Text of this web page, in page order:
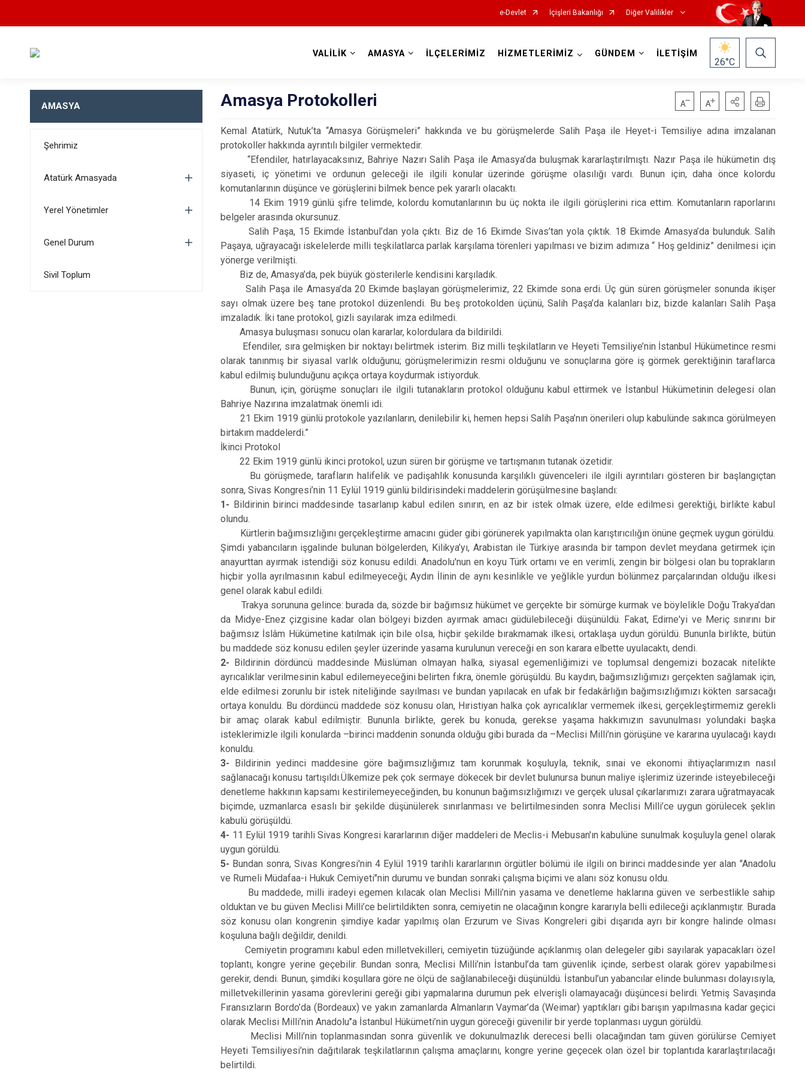
e-Devlet İçişleri Bakanlığı Diğer Valilikler
VALİLİK AMASYA İLÇELERİMİZ HİZMETLERİMİZ GÜNDEM İLETİŞİM
26°C
AMASYA
Şehrimiz
Atatürk Amasyada
Yerel Yönetimler
Genel Durum
Sivil Toplum
Amasya Protokolleri
Kemal Atatürk, Nutuk’ta “Amasya Görüşmeleri” hakkında ve bu görüşmelerde Salih Paşa ile Heyet-i Temsiliye adına imzalanan
protokoller hakkında ayrıntılı bilgiler vermektedir.
“Efendiler, hatırlayacaksınız, Bahriye Nazırı Salih Paşa ile Amasya’da buluşmak kararlaştırılmıştı. Nazır Paşa ile hükümetin dış
siyaseti, iç yönetimi ve ordunun geleceği ile ilgili konular üzerinde görüşme olasılığı vardı. Bunun için, daha önce kolordu
komutanlarının düşünce ve görüşlerini bilmek bence pek yararlı olacaktı.
14 Ekim 1919 günlü şifre telimde, kolordu komutanlarının bu üç nokta ile ilgili görüşlerini rica ettim. Komutanların raporlarını
belgeler arasında okursunuz.
Salih Paşa, 15 Ekimde İstanbul’dan yola çıktı. Biz de 16 Ekimde Sivas’tan yola çıktık. 18 Ekimde Amasya’da bulunduk. Salih
Paşaya, uğrayacağı iskelelerde milli teşkilatlarca parlak karşılama törenleri yapılması ve bizim adımıza “ Hoş geldiniz” denilmesi için
yönerge verilmişti.
Biz de, Amasya’da, pek büyük gösterilerle kendisini karşıladık.
Salih Paşa ile Amasya’da 20 Ekimde başlayan görüşmelerimiz, 22 Ekimde sona erdi. Üç gün süren görüşmeler sonunda ikişer
sayı olmak üzere beş tane protokol düzenlendi. Bu beş protokolden üçünü, Salih Paşa’da kalanları biz, bizde kalanları Salih Paşa
imzaladık. İki tane protokol, gizli sayılarak imza edilmedi.
Amasya buluşması sonucu olan kararlar, kolordulara da bildirildi.
Efendiler, sıra gelmişken bir noktayı belirtmek isterim. Biz milli teşkilatların ve Heyeti Temsiliye’nin İstanbul Hükümetince resmi
olarak tanınmış bir siyasal varlık olduğunu; görüşmelerimizin resmi olduğunu ve sonuçlarına göre iş görmek gerektiğinin taraflarca
kabul edilmiş bulunduğunu açıkça ortaya koydurmak istiyorduk.
Bunun, için, görüşme sonuçları ile ilgili tutanakların protokol olduğunu kabul ettirmek ve İstanbul Hükümetinin delegesi olan
Bahriye Nazırına imzalatmak önemli idi.
21 Ekim 1919 günlü protokole yazılanların, denilebilir ki, hemen hepsi Salih Paşa’nın önerileri olup kabulünde sakınca görülmeyen
birtakım maddelerdi.”
İkinci Protokol
22 Ekim 1919 günlü ikinci protokol, uzun süren bir görüşme ve tartışmanın tutanak özetidir.
Bu görüşmede, tarafların halifelik ve padişahlık konusunda karşılıklı güvenceleri ile ilgili ayrıntıları gösteren bir başlangıçtan
sonra, Sivas Kongresi’nin 11 Eylül 1919 günlü bildirisindeki maddelerin görüşülmesine başlandı:
1- Bildirinin birinci maddesinde tasarlanıp kabul edilen sınırın, en az bir istek olmak üzere, elde edilmesi gerektiği, birlikte kabul
olundu.
Kürtlerin bağımsızlığını gerçekleştirme amacını güder gibi görünerek yapılmakta olan karıştırıcılığın önüne geçmek uygun görüldü.
Şimdi yabancıların işgalinde bulunan bölgelerden, Kilikya’yı, Arabistan ile Türkiye arasında bir tampon devlet meydana getirmek için
anayurttan ayırmak istendiği söz konusu edildi. Anadolu'nun en koyu Türk ortamı ve en verimli, zengin bir bölgesi olan bu toprakların
hiçbir yolla ayrılmasının kabul edilmeyeceği; Aydın İlinin de aynı kesinlikle ve yeğlikle yurdun bölünmez parçalarından olduğu ilkesi
genel olarak kabul edildi.
Trakya sorununa gelince: burada da, sözde bir bağımsız hükümet ve gerçekte bir sömürge kurmak ve böylelikle Doğu Trakya’dan
da Midye-Enez çizgisine kadar olan bölgeyi bizden ayırmak amacı güdülebileceği düşünüldü. Fakat, Edirne'yi ve Meriç sınırını bir
bağımsız İslâm Hükümetine katılmak için bile olsa, hiçbir şekilde bırakmamak ilkesi, ortaklaşa uydun görüldü. Bununla birlikte, bütün
bu maddede söz konusu edilen şeyler üzerinde yasama kurulunun vereceği en son karara elbette uyulacaktı, dendi.
2- Bildirinin dördüncü maddesinde Müslüman olmayan halka, siyasal egemenliğimizi ve toplumsal dengemizi bozacak nitelikte
ayrıcalıklar verilmesinin kabul edilemeyeceğini belirten fıkra, önemle görüşüldü. Bu kaydın, bağımsızlığımızı gerçekten sağlamak için,
elde edilmesi zorunlu bir istek niteliğinde sayılması ve bundan yapılacak en ufak bir fedakârlığın bağımsızlığımızı kökten sarsacağı
ortaya konuldu. Bu dördüncü maddede söz konusu olan, Hıristiyan halka çok ayrıcalıklar vermemek ilkesi, gerçekleştirmemiz gerekli
bir amaç olarak kabul edilmiştir. Bununla birlikte, gerek bu konuda, gerekse yaşama hakkımızın savunulması yolundaki başka
isteklerimizle ilgili konularda –birinci maddenin sonunda olduğu gibi burada da –Meclisi Milli’nin görüşüne ve kararına uyulacağı kaydı
konuldu.
3- Bildirinin yedinci maddesine göre bağımsızlığımız tam korunmak koşuluyla, teknik, sınai ve ekonomi ihtiyaçlarımızın nasıl
sağlanacağı konusu tartışıldı.Ülkemize pek çok sermaye dökecek bir devlet bulunursa bunun maliye işlerimiz üzerinde isteyebileceği
denetleme hakkının kapsamı kestirilemeyeceğinden, bu konunun bağımsızlığımızı ve gerçek ulusal çıkarlarımızı zarara uğratmayacak
biçimde, uzmanlarca esaslı bir şekilde düşünülerek sınırlanması ve belirtilmesinden sonra Meclisi Milli’ce uygun görülecek şeklin
kabulü görüşüldü.
4- 11 Eylül 1919 tarihli Sivas Kongresi kararlarının diğer maddeleri de Meclis-i Mebusan'ın kabulüne sunulmak koşuluyla genel olarak
uygun görüldü.
5- Bundan sonra, Sivas Kongresi'nin 4 Eylül 1919 tarihli kararlarının örgütler bölümü ile ilgili on birinci maddesinde yer alan "Anadolu
ve Rumeli Müdafaa-i Hukuk Cemiyeti"nin durumu ve bundan sonraki çalışma biçimi ve alanı söz konusu oldu.
Bu maddede, milli iradeyi egemen kılacak olan Meclisi Milli’nin yasama ve denetleme haklarına güven ve serbestlikle sahip
olduktan ve bu güven Meclisi Milli’ce belirtildikten sonra, cemiyetin ne olacağının kongre kararıyla belli edileceği açıklanmıştır. Burada
söz konusu olan kongrenin şimdiye kadar yapılmış olan Erzurum ve Sivas Kongreleri gibi dışarıda ayrı bir kongre halinde olması
koşuluna bağlı değildir, denildi.
Cemiyetin programını kabul eden milletvekilleri, cemiyetin tüzüğünde açıklanmış olan delegeler gibi sayılarak yapacakları özel
toplantı, kongre yerine geçebilir. Bundan sonra, Meclisi Milli’nin İstanbul’da tam güvenlik içinde, serbest olarak görev yapabilmesi
gerekir, dendi. Bunun, şimdiki koşullara göre ne ölçü de sağlanabileceği düşünüldü. İstanbul’un yabancılar elinde bulunması dolayısıyla,
milletvekillerinin yasama görevlerini gereği gibi yapmalarına durumun pek elverişli olamayacağı düşüncesi belirdi. Yetmiş Savaşında
Fıransızların Bordo’da (Bordeaux) ve yakın zamanlarda Almanların Vaymar’da (Weimar) yaptıkları gibi barışın yapılmasına kadar geçici
olarak Meclisi Milli’nin Anadolu'’a İstanbul Hükümeti’nin uygun göreceği güvenilir bir yerde toplanması uygun görüldü.
Meclisi Milli’nin toplanmasından sonra güvenlik ve dokunulmazlık derecesi belli olacağından tam güven görülürse Cemiyet
Heyeti Temsiliyesi’nin dağıtılarak teşkilatlarının çalışma amaçlarını, kongre yerine geçecek olan özel bir toplantıda kararlaştırılacağı
belirtildi.